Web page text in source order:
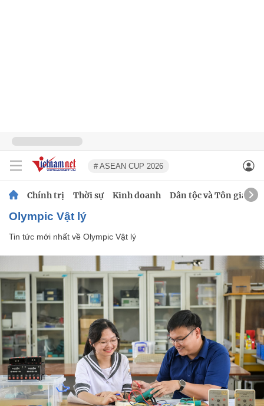
# ASEAN CUP 2026
Chính trị Thời sự Kinh doanh Dân tộc và Tôn giáo
Olympic Vật lý
Tin tức mới nhất về Olympic Vật lý